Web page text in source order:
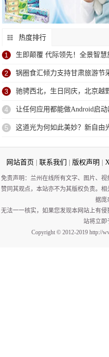
热度排行
1 生即颠覆 代际领先！全景智慧
2 锅圈食汇倾力支持甘肃旅游节
3 驰骋西北，生日同庆，北京越
4 让任何应用都能做Android启
5 这道光为何如此美妙？新自由
网站首页 联系我们 版权声明
免责声明：兰州在线所有文字、图片、
赞同其观点，本站亦不为其版权负责。
据庞
无法一一核实，如果您发现本网站上有
站将立即
Copyright © 2012-2019 http://